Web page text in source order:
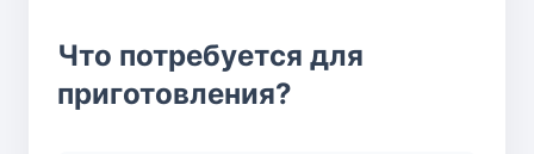
Что потребуется для
приготовления?